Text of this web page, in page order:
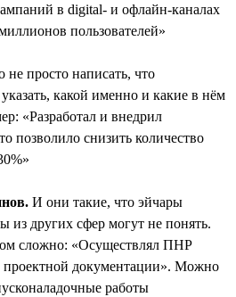
в digital- и офлайн-каналах
пользователей»
не просто написать, что
какой именно и какие в нём
«Разработал и внедрил
позволило снизить количество
И они такие, что эйчары
других сфер могут не понять.
сложно: «Осуществлял ПНР
документации». Можно
работы